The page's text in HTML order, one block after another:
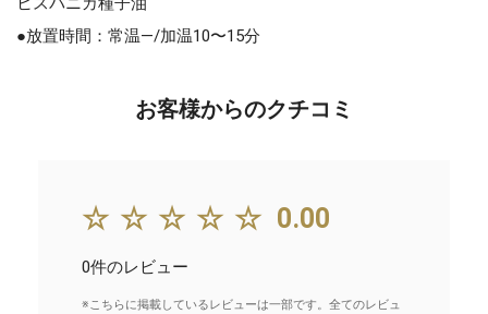
●放置時間：常温—/加温10〜15分
お客様からのクチコミ
☆☆☆☆☆ 0.00
0件のレビュー
※こちらに掲載しているレビューは一部です。全てのレビュ